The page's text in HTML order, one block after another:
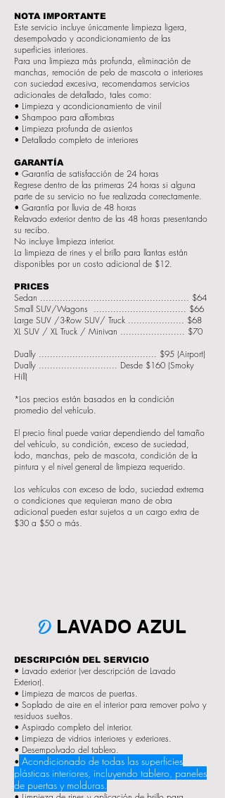
NOTA IMPORTANTE
Este servicio incluye únicamente limpieza ligera,
desempolvado y acondicionamiento de las
superficies interiores.
Para una limpieza más profunda, eliminación de
manchas, remoción de pelo de mascota o interiores
con suciedad excesiva, recomendamos servicios
adicionales de detallado, tales como:
• Limpieza y acondicionamiento de vinil
• Shampoo para alfombras
• Limpieza profunda de asientos
• Detallado completo de interiores
GARANTÍA
• Garantía de satisfacción de 24 horas
Regrese dentro de las primeras 24 horas si alguna
parte de su servicio no fue realizada correctamente.
• Garantía por lluvia de 48 horas
Relavado exterior dentro de las 48 horas presentando
su recibo.
No incluye limpieza interior.
La limpieza de rines y el brillo para llantas están
disponibles por un costo adicional de $12.
PRICES
Sedan ..................................................... $64
Small SUV/Wagons ................................. $66
Large SUV /3-Row SUV/ Truck .................... $68
XL SUV / XL Truck / Minivan ....................... $70
Dually .......................................... $95 (Airport)
Dually ............................ Desde $160 (Smoky
Hill)
*Los precios están basados en la condición
promedio del vehículo.
El precio final puede variar dependiendo del tamaño
del vehículo, su condición, exceso de suciedad,
lodo, manchas, pelo de mascota, condición de la
pintura y el nivel general de limpieza requerido.
Los vehículos con exceso de lodo, suciedad extrema
o condiciones que requieran mano de obra
adicional pueden estar sujetos a un cargo extra de
$30 a $50 o más.
D LAVADO AZUL
DESCRIPCIÓN DEL SERVICIO
• Lavado exterior (ver descripción de Lavado
Exterior).
• Limpieza de marcos de puertas.
• Soplado de aire en el interior para remover polvo y
residuos sueltos.
• Aspirado completo del interior.
• Limpieza de vidrios interiores y exteriores.
• Desempolvado del tablero.
• Acondicionado de todas las superficies
plásticas interiores, incluyendo tablero, paneles
de puertas y molduras.